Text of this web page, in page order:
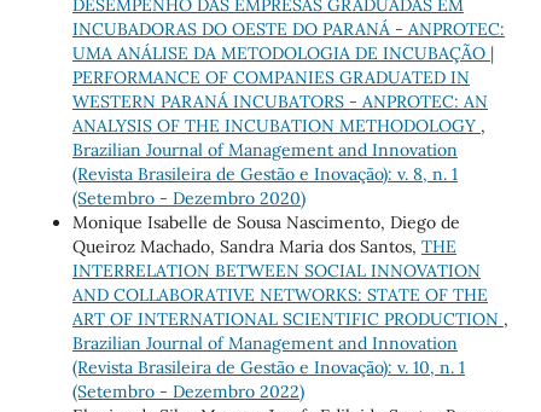
DESEMPENHO DAS EMPRESAS GRADUADAS EM
INCUBADORAS DO OESTE DO PARANÁ - ANPROTEC:
UMA ANÁLISE DA METODOLOGIA DE INCUBAÇÃO |
PERFORMANCE OF COMPANIES GRADUATED IN
WESTERN PARANÁ INCUBATORS - ANPROTEC: AN
ANALYSIS OF THE INCUBATION METHODOLOGY ,
Brazilian Journal of Management and Innovation
(Revista Brasileira de Gestão e Inovação): v. 8, n. 1
(Setembro - Dezembro 2020)
Monique Isabelle de Sousa Nascimento, Diego de
Queiroz Machado, Sandra Maria dos Santos, THE
INTERRELATION BETWEEN SOCIAL INNOVATION
AND COLLABORATIVE NETWORKS: STATE OF THE
ART OF INTERNATIONAL SCIENTIFIC PRODUCTION ,
Brazilian Journal of Management and Innovation
(Revista Brasileira de Gestão e Inovação): v. 10, n. 1
(Setembro - Dezembro 2022)